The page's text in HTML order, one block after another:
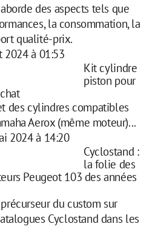
des aspects tels que
la consommation, la
qualité-prix.
2024 à 01:53
Kit cylindre
piston pour
des cylindres compatibles
Aerox (même moteur)...
2024 à 14:20
Cyclostand :
la folie des
Peugeot 103 des années
du custom sur
Cyclostand dans les